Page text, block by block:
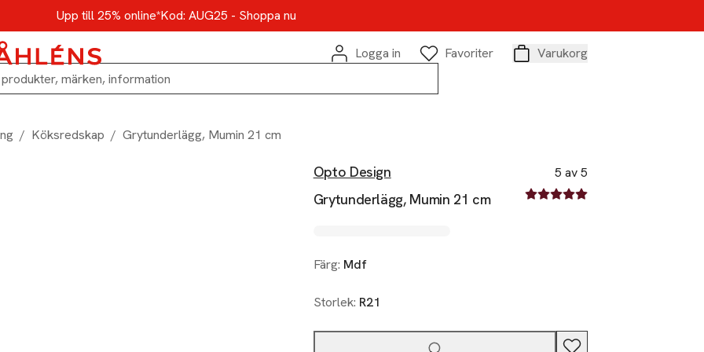
Upp till 25% online*Kod: AUG25 - Shoppa nu
Logga in
Favoriter
Varukorg
/ Köksredskap / Grytunderlägg, Mumin 21 cm
Opto Design
Grytunderlägg, Mumin 21 cm
5 av 5
5 av fem stjärnor
Färg: Mdf
Storlek: R21